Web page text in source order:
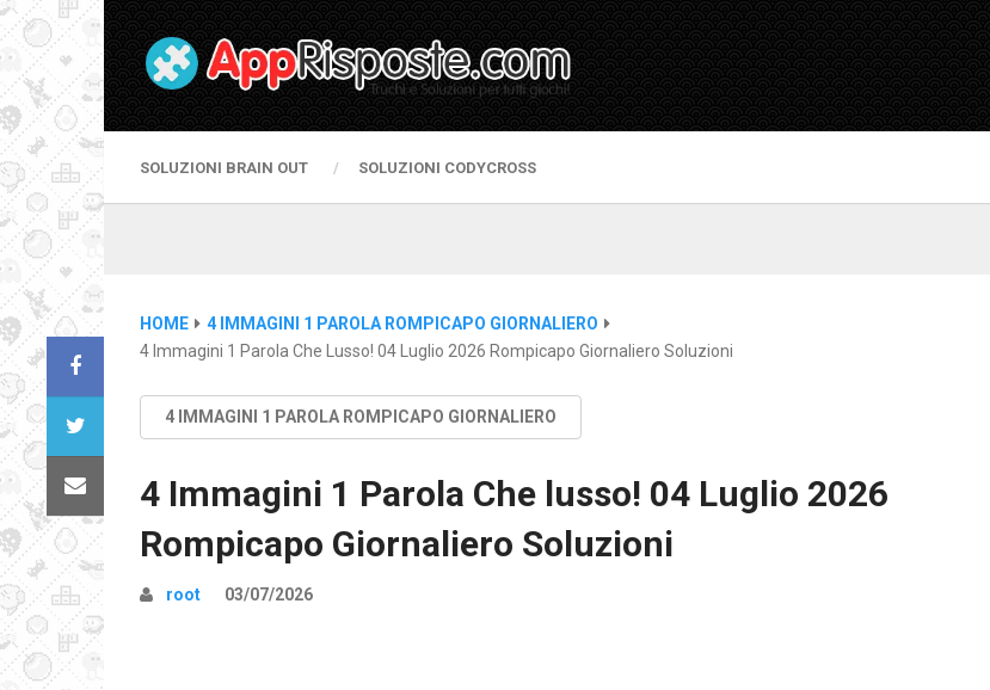
SOLUZIONI BRAIN OUT SOLUZIONI CODYCROSS
HOME
4 IMMAGINI 1 PAROLA ROMPICAPO GIORNALIERO
4 Immagini 1 Parola Che Lusso! 04 Luglio 2026 Rompicapo Giornaliero Soluzioni
4 IMMAGINI 1 PAROLA ROMPICAPO GIORNALIERO
4 Immagini 1 Parola Che lusso! 04 Luglio 2026
Rompicapo Giornaliero Soluzioni
root 03/07/2026